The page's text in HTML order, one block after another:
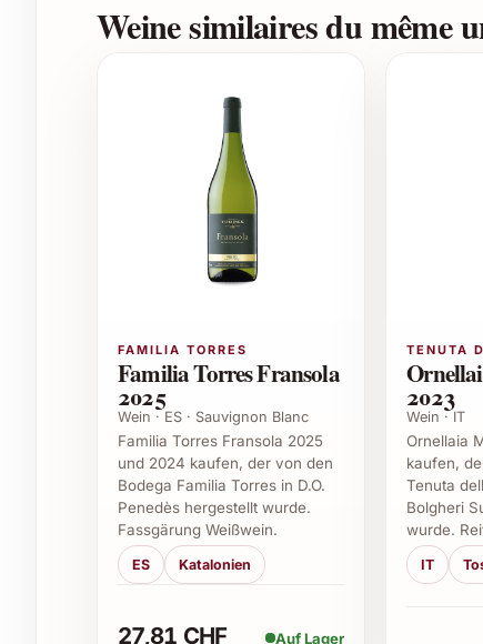
Reifung: Mindestens 24 Monate in
Der Glorioso Gran Reserva 2018 eignet sich
Geburtstags- und Jubiläumsgeschenke
Festliche Dinner und Abendessen
Weihnachts- und Silvesterfeiern
Firmenfeiern und Geschäftsanlässe
Sommerfeste und Grillabende mit
Ob als Geschenk oder für den eigenen
unvergesslichen Erlebnis machen. Er lädt
eines tiefgründigen Gran Reserva zu
FAQ zum Glorioso Gran Reserva 2018
1. Wie lagert man den Glorioso Gran
Der Wein sollte kühl, dunkel und bei einer
werden. Ein gut belüfteter Weinkeller oder
Weine similaires du même
FAMILIA TORRES
Familia Torres Fransola
2025
Wein · ES · Sauvignon Blanc
Familia Torres Fransola 2025
und 2024 kaufen, der von den
Bodega Familia Torres in D.O.
Penedès hergestellt wurde.
Fassgärung Weißwein.
ES Katalonien
27,81 CHF Auf Lager
TENUTA
2023
Wein · IT
Ornellaia
kaufen,
Tenuta
Bolgheri
wurde.
IT